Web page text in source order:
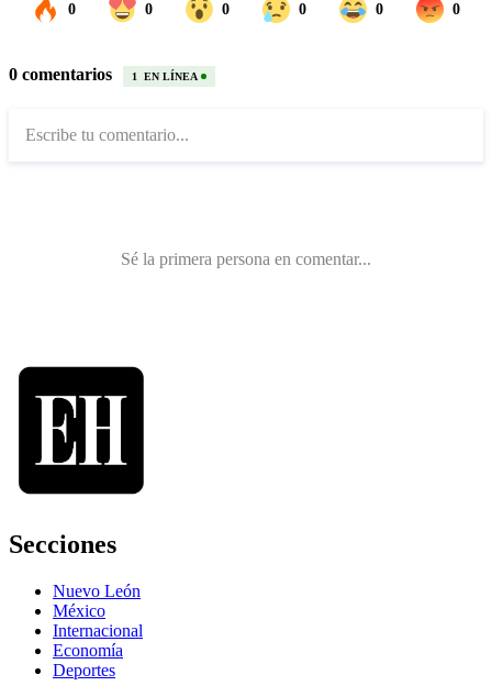
Secciones
Nuevo León
México
Internacional
Economía
Deportes